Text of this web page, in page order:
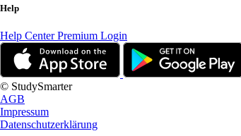
Help
Help CenterPremium Login
© StudySmarter
AGB
Impressum
Datenschutzerklärung